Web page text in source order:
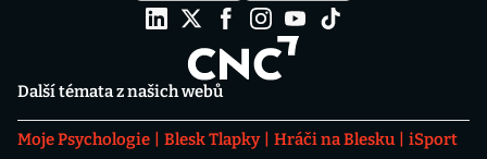
Další témata z našich webů
Moje Psychologie Blesk Tlapky Hráči na Blesku
iSport